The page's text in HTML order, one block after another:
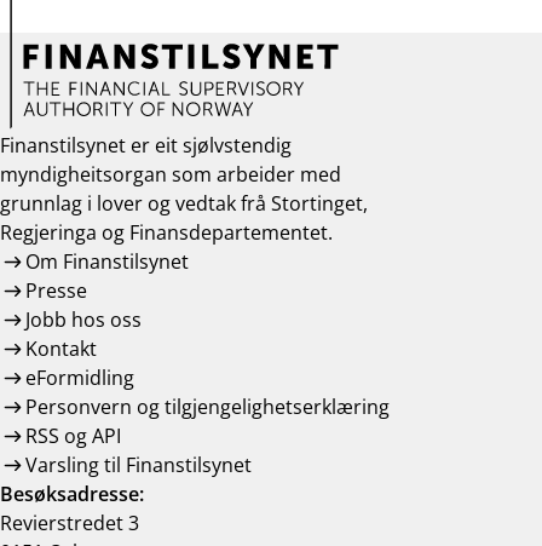
Finanstilsynet er eit sjølvstendig
myndigheitsorgan som arbeider med
grunnlag i lover og vedtak frå Stortinget,
Regjeringa og Finansdepartementet.
Om Finanstilsynet
Presse
Jobb hos oss
Kontakt
eFormidling
Personvern og tilgjengelighetserklæring
RSS og API
Varsling til Finanstilsynet
Besøksadresse:
Revierstredet 3